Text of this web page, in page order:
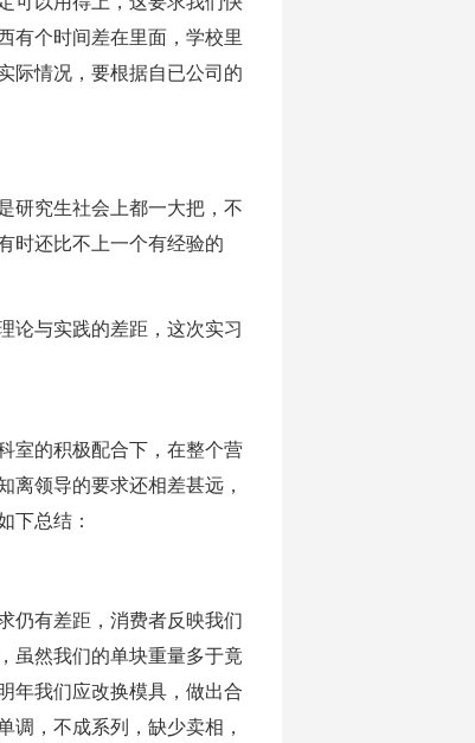
有个时间差在里面，学校里
际情况，要根据自已公司的
研究生社会上都一大把，不
时还比不上一个有经验的
论与实践的差距，这次实习
室的积极配合下，在整个营
离领导的要求还相差甚远，
下总结：
仍有差距，消费者反映我们
虽然我们的单块重量多于竟
年我们应改换模具，做出合
调，不成系列，缺少卖相，